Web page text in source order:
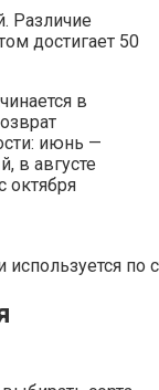
Различие
достигает 50
в
июнь —
в августе
октября
по